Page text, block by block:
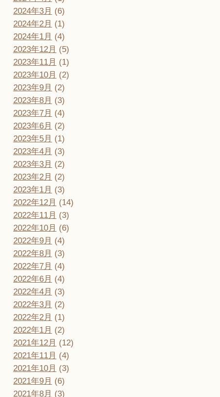
2024年3月 (6)
2024年2月 (1)
2024年1月 (4)
2023年12月 (5)
2023年11月 (1)
2023年10月 (2)
2023年9月 (2)
2023年8月 (3)
2023年7月 (4)
2023年6月 (2)
2023年5月 (1)
2023年4月 (3)
2023年3月 (2)
2023年2月 (2)
2023年1月 (3)
2022年12月 (14)
2022年11月 (3)
2022年10月 (6)
2022年9月 (4)
2022年8月 (3)
2022年7月 (4)
2022年6月 (4)
2022年4月 (3)
2022年3月 (2)
2022年2月 (1)
2022年1月 (2)
2021年12月 (12)
2021年11月 (4)
2021年10月 (3)
2021年9月 (6)
2021年8月 (3)